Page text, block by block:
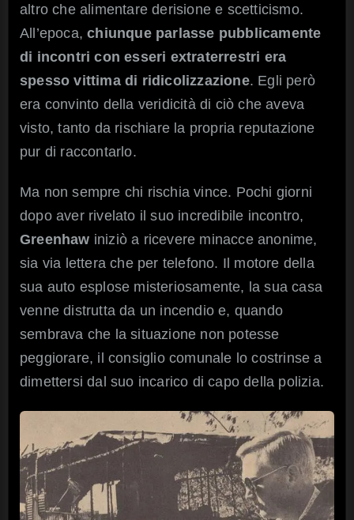
altro che alimentare derisione e scetticismo.
All’epoca,chiunque parlasse pubblicamente
di incontri con esseri extraterrestri era
spesso vittima di ridicolizzazione. Egli però
era convinto della veridicità di ciò che aveva
visto, tanto da rischiare la propria reputazione
pur di raccontarlo.
Ma non sempre chi rischia vince. Pochi giorni
dopo aver rivelato il suo incredibile incontro,
Greenhaw iniziò a ricevere minacce anonime,
sia via lettera che per telefono. Il motore della
sua auto esplose misteriosamente, la sua casa
venne distrutta da un incendio e, quando
sembrava che la situazione non potesse
peggiorare, il consiglio comunale lo costrinse a
dimettersi dal suo incarico di capo della polizia.